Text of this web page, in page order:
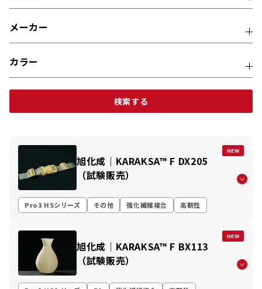
メーカー
カラー
検索する
NEW
旭化成｜KARAKSA™ F DX205
（試験販売）
Pro3 HSシリーズ その他 強化繊維複合 高靭性
NEW
旭化成｜KARAKSA™ F BX113
（試験販売）